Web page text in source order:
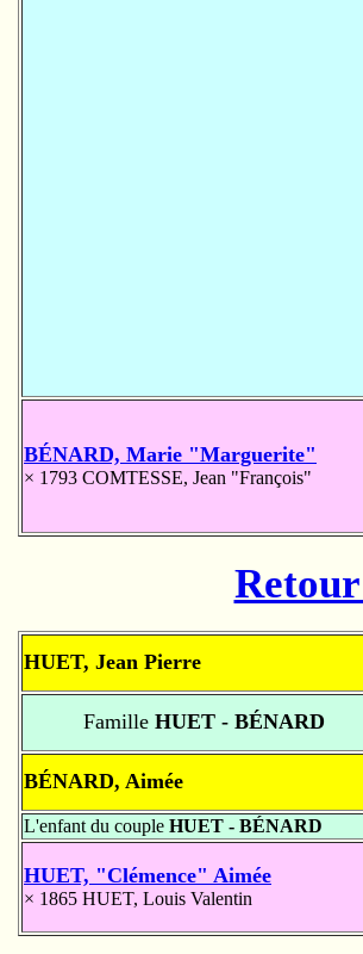
BÉNARD, Marie "Marguerite"
× 1793 COMTESSE, Jean "François"
HUET, Jean Pierre
Famille HUET - BÉNARD
BÉNARD, Aimée
L'enfant du couple HUET - BÉNARD
HUET, "Clémence" Aimée
× 1865 HUET, Louis Valentin